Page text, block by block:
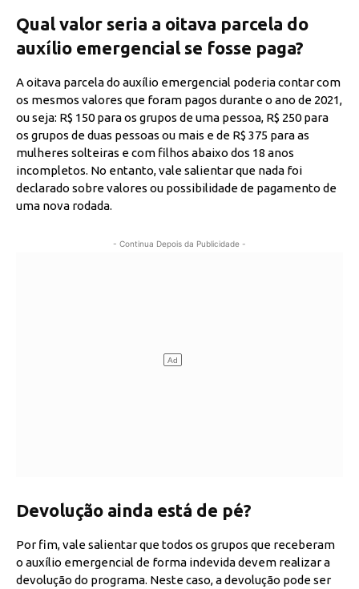
Qual valor seria a oitava parcela do
auxílio emergencial se fosse paga?
A oitava parcela do auxílio emergencial poderia contar com
os mesmos valores que foram pagos durante o ano de 2021,
ou seja: R$ 150 para os grupos de uma pessoa, R$ 250 para
os grupos de duas pessoas ou mais e de R$ 375 para as
mulheres solteiras e com filhos abaixo dos 18 anos
incompletos. No entanto, vale salientar que nada foi
declarado sobre valores ou possibilidade de pagamento de
uma nova rodada.
- Continua Depois da Publicidade -
Devolução ainda está de pé?
Por fim, vale salientar que todos os grupos que receberam
o auxílio emergencial de forma indevida devem realizar a
devolução do programa. Neste caso, a devolução pode ser